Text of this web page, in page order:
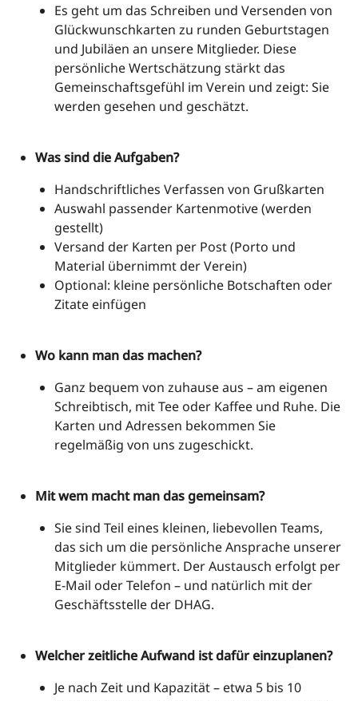
Es geht um das Schreiben und Versenden von
Glückwunschkarten zu runden Geburtstagen
und Jubiläen an unsere Mitglieder. Diese
persönliche Wertschätzung stärkt das
Gemeinschaftsgefühl im Verein und zeigt: Sie
werden gesehen und geschätzt.
Was sind die Aufgaben?
Handschriftliches Verfassen von Grußkarten
Auswahl passender Kartenmotive (werden
gestellt)
Versand der Karten per Post (Porto und
Material übernimmt der Verein)
Optional: kleine persönliche Botschaften oder
Zitate einfügen
Wo kann man das machen?
Ganz bequem von zuhause aus – am eigenen
Schreibtisch, mit Tee oder Kaffee und Ruhe. Die
Karten und Adressen bekommen Sie
regelmäßig von uns zugeschickt.
Mit wem macht man das gemeinsam?
Sie sind Teil eines kleinen, liebevollen Teams,
das sich um die persönliche Ansprache unserer
Mitglieder kümmert. Der Austausch erfolgt per
E-Mail oder Telefon – und natürlich mit der
Geschäftsstelle der DHAG.
Welcher zeitliche Aufwand ist dafür einzuplanen?
Je nach Zeit und Kapazität – etwa 5 bis 10